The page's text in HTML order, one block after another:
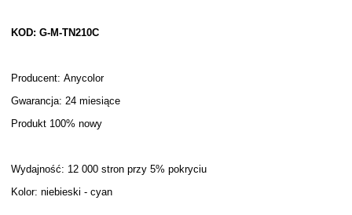
KOD: G-M-TN210C
Producent: Anycolor
Gwarancja: 24 miesiące
Produkt 100% nowy
Wydajność: 12 000 stron przy 5% pokryciu
Kolor: niebieski - cyan